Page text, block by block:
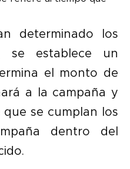
determinado los
se establece un
el monto de
a la campaña y
se cumplan los
dentro del